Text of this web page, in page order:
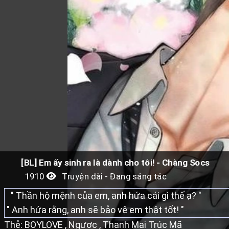
[BL] Em ấy sinh ra là dành cho tôi! - Chàng Socs
1910
Truyện dài - Đang sáng tác
" Thần hộ mệnh của em, anh hứa cái gì thế ạ? "
" Anh hứa rằng, anh sẽ bảo vệ em thật tốt! "
Thẻ: BOYLOVE , Ngược , Thanh Mai Trúc Mã